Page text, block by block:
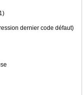
dernier code défaut)